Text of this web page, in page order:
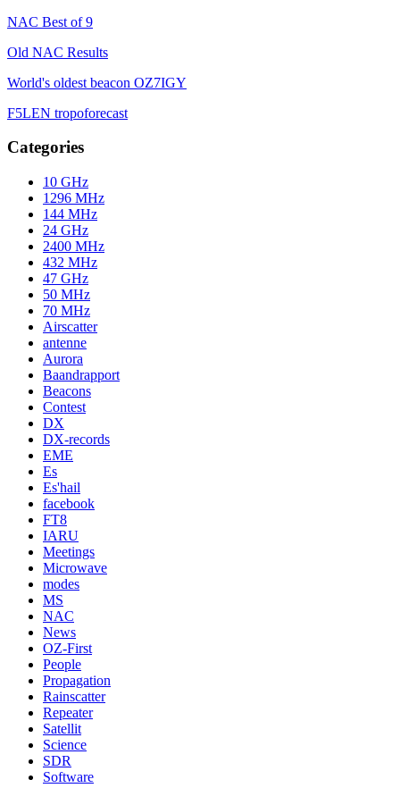
NAC Best of 9
Old NAC Results
World's oldest beacon OZ7IGY
F5LEN tropoforecast
Categories
10 GHz
1296 MHz
144 MHz
24 GHz
2400 MHz
432 MHz
47 GHz
50 MHz
70 MHz
Airscatter
antenne
Aurora
Baandrapport
Beacons
Contest
DX
DX-records
EME
Es
Es'hail
facebook
FT8
IARU
Meetings
Microwave
modes
MS
NAC
News
OZ-First
People
Propagation
Rainscatter
Repeater
Satellit
Science
SDR
Software